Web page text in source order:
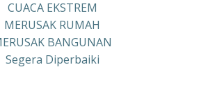
CUACA EKSTREM
MERUSAK RUMAH
BANGUNAN
Segera Diperbaiki